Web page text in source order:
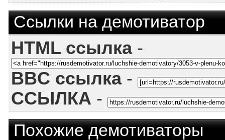
Ссылки на демотиватор
HTML ссылка-
BBC ссылка-
ССЫЛКА -
Похожие демотиваторы